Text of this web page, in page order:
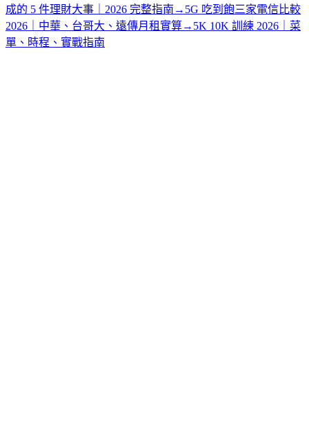
成的 5 件理財大事｜2026 完整指南 → 5G 吃到飽三家電信比較
2026｜中華、台哥大、遠傳月租實算→ 5K 10K 訓練 2026｜菜
單、時程、實戰指南